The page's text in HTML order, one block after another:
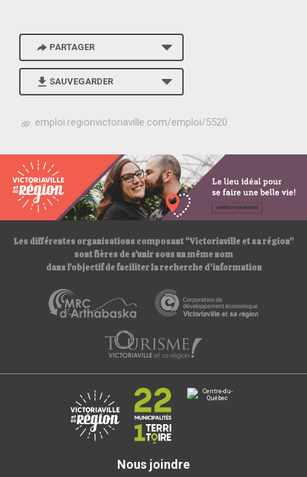
PARTAGER
SAUVEGARDER
h
p
s
:
/
/
emploi.regionvictoriaville.com/emploi/5520
Les différentes organisations composant “Victoriaville et sa région”
sont fières de s’unir sous un même nom
dans l’objectif de faciliter la recherche d’information
Nous joindre